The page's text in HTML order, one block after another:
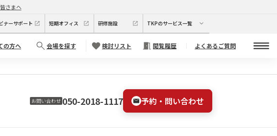
さまへ
ナーサポート 短期オフィス 研修施設 TKPのサービス一覧
の方へ 会場を探す 検討リスト 閲覧履歴 よくあるご質問
お問い合わせ 050-2018-1117 予約・問い合わせ